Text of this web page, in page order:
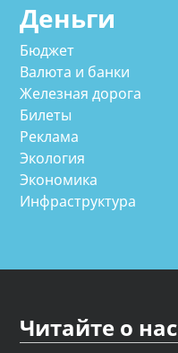
Деньги
Бюджет
Валюта и банки
Железная дорога
Билеты
Реклама
Экология
Экономика
Инфраструктура
Читайте о нас